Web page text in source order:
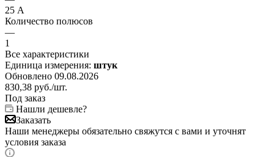
25 А
Количество полюсов
—
1
Все характеристики
Единица измерения: штук
Обновлено 09.08.2026
830,38 руб./шт.
Под заказ
Нашли дешевле?
Заказать
Наши менеджеры обязательно свяжутся с вами и уточнят
условия заказа